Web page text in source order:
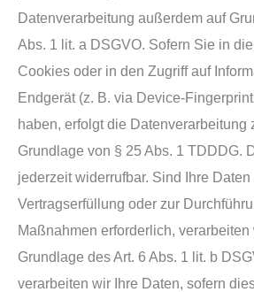
Datenverarbeitung außerdem auf
Abs. 1 lit. a DSGVO. Sofern Sie in
Cookies oder in den Zugriff auf
Endgerät (z. B. via Device-
haben, erfolgt die Datenverarbeitung
Grundlage von § 25 Abs. 1 TDDDG.
jederzeit widerrufbar. Sind Ihre Daten
Vertragserfüllung oder zur
Maßnahmen erforderlich,
Grundlage des Art. 6 Abs. 1 lit. b
verarbeiten wir Ihre Daten, sofern